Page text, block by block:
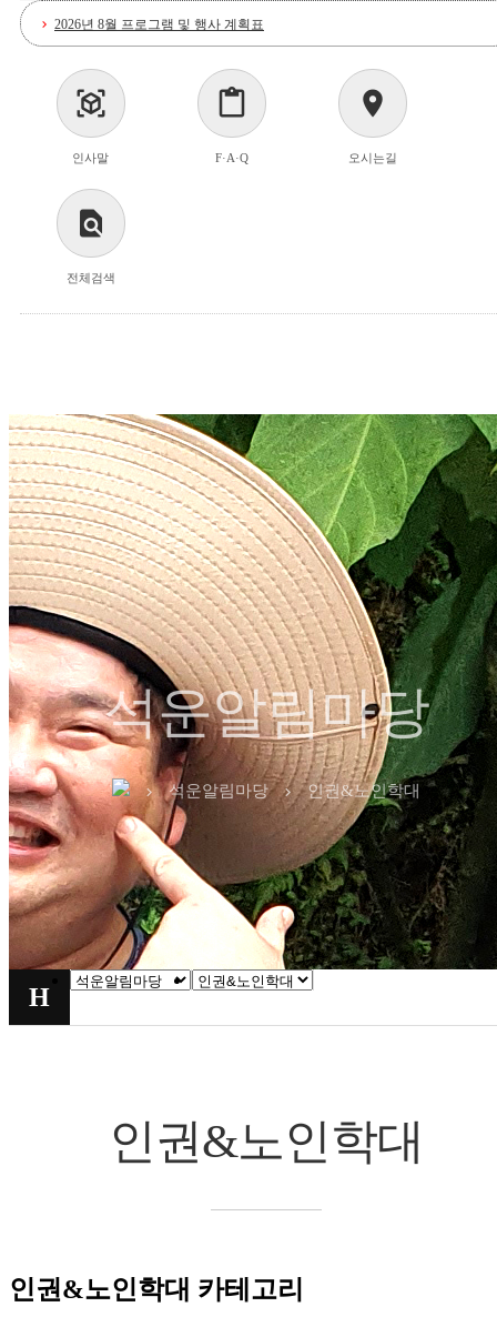
chevron_right 2026년 8월 프로그램 및 행사 계획표
요양보호사 채용공고
2026년 7월 프로그램 및 행사 계획표
<요양보호사 채용공고>
2026년 6월 프로그램 및 행사 계획표
view_in_ar
인사말
content_paste
F·A·Q
location_on
오시는길
find_in_page
전체검색
석운알림마당
chevron_right 석운알림마당 chevron_right 인권&노인학대
H
인권&노인학대
인권&노인학대 카테고리